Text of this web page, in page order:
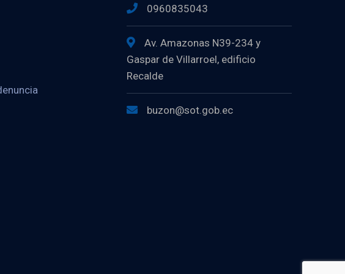
0960835043
Av. Amazonas N39-234 y
Gaspar de Villarroel, edificio
Recalde
buzon@sot.gob.ec